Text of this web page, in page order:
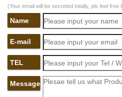
(Your email will be secreted totally, pls feel free
Name
E-mail
TEL
Message